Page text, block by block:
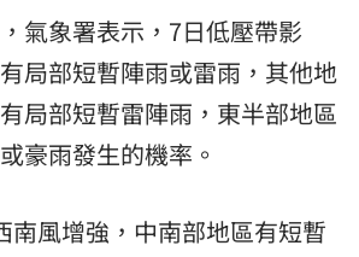
氣象署表示，7日低壓帶影
局部短暫陣雨或雷雨，其他地
局部短暫雷陣雨，東半部地區
豪雨發生的機率。
南風增強，中南部地區有短暫